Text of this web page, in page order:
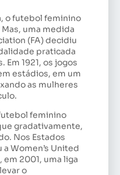
o futebol feminino
uma medida
(FA) decidiu
praticada
1921, os jogos
estádios, em um
as mulheres
feminino
gradativamente,
Nos Estados
Women’s United
2001, uma liga
o